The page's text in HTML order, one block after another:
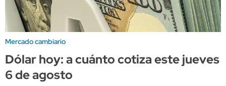
Mercado cambiario
Dólar hoy: a cuánto cotiza este jueves
6 de agosto